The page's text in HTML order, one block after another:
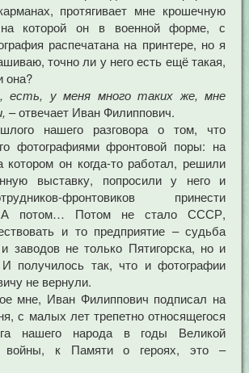
протягивает мне крошечную
на которой он в военной форме, с
распечатана на принтере, но я
точно ли у него есть ещё такая,
она?
есть, у меня много таких же, мне
– отвечает Иван Филиппович.
нашего разговора о том, что
фотографиями фронтовой поры: на
котором он когда-то работал, решили
выставку, попросили у него и
фронтовиков принести
А потом… Потом не стало СССР,
и то предприятие – судьба
заводов не только Пятигорска, но и
получилось так, что и фотографии
не вернули.
мне, Иван Филиппович подписал на
с малых лет трепетно относящегося
нашего народа в годы Великой
войны, к Памяти о героях, это –